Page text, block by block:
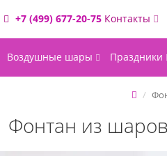
+7 (499) 677-20-75 Контакты
Воздушные шары Праздники
Фонтан из